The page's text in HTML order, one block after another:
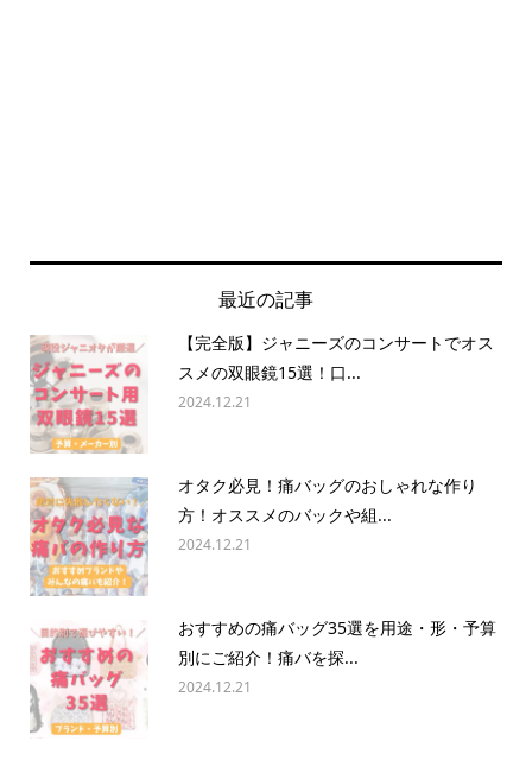
最近の記事
【完全版】ジャニーズのコンサートでオス
スメの双眼鏡15選！口...
2024.12.21
オタク必見！痛バッグのおしゃれな作り
方！オススメのバックや組...
2024.12.21
おすすめの痛バッグ35選を用途・形・予算
別にご紹介！痛バを探...
2024.12.21